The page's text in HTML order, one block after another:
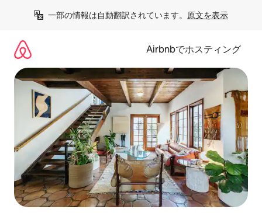
一部の情報は自動翻訳されています。 原文を表示
Airbnbでホスティング